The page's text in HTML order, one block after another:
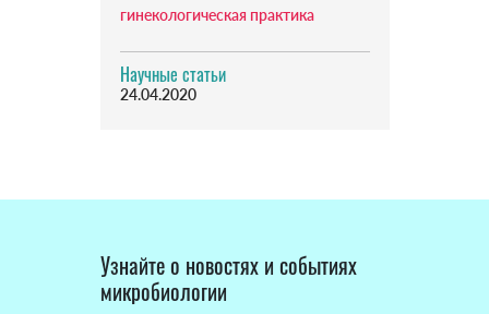
гинекологическая практика
Научные статьи
24.04.2020
Узнайте о новостях и событиях
микробиологии